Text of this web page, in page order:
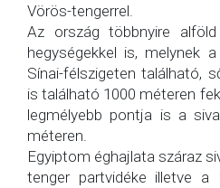
Vörös-tengerrel.
Az ország többnyire
hegységekkel is, melynek
Sínai-félszigeten található,
is található 1000 méteren
legmélyebb pontja is a
méteren.
Egyiptom éghajlata száraz
tenger partvidéke illetve a